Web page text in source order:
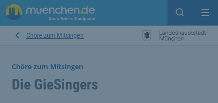
Suche
Chöre zum Mitsingen
Chöre zum Mitsingen
Die GieSingers